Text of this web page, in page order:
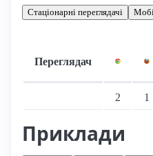
Стаціонарні переглядачі
Переглядач
2 1
Приклади